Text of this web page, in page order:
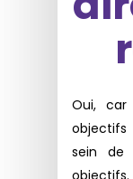
Oui,
sein